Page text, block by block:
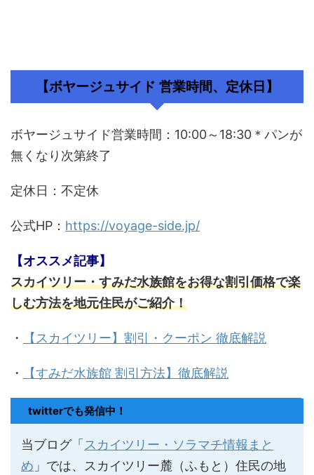
【ボヤージュサイド 営業時間、定休日】
ボヤージュサイド営業時間：10:00～18:30＊パンが
無くなり次第終了
定休日：不定休
公式HP： https://voyage-side.jp/
【オススメ記事】
スカイツリー・すみだ水族館をお得な割引価格で楽
しむ方法を地元住民がご紹介！
・ 【スカイツリー】割引・クーポン 徹底解説
・ 【すみだ水族館 割引方法】徹底解説
twitterでも発信中！
当ブログ「 スカイツリー・ソラマチ情報まと
め 」では、スカイツリー麓（ふもと）住民の地